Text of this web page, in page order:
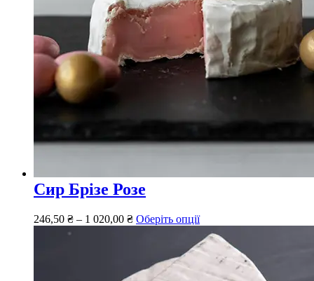
Сир Брізе Розе
246,50 ₴ – 1 020,00 ₴ Оберіть опції